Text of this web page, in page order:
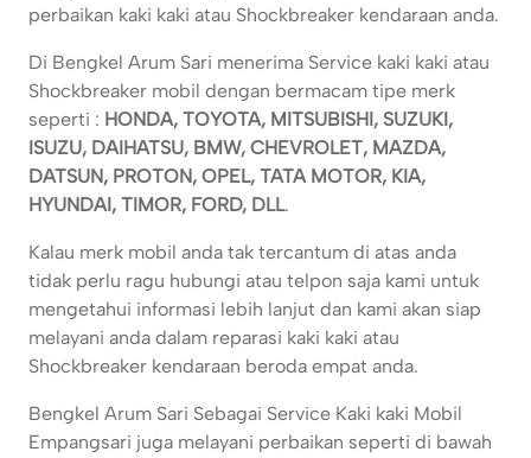
perbaikan kaki kaki atau Shockbreaker kendaraan anda.
Di Bengkel Arum Sari menerima Service kaki kaki atau
Shockbreaker mobil dengan bermacam tipe merk
seperti : HONDA, TOYOTA, MITSUBISHI, SUZUKI,
ISUZU, DAIHATSU, BMW, CHEVROLET, MAZDA,
DATSUN, PROTON, OPEL, TATA MOTOR, KIA,
HYUNDAI, TIMOR, FORD, DLL.
Kalau merk mobil anda tak tercantum di atas anda
tidak perlu ragu hubungi atau telpon saja kami untuk
mengetahui informasi lebih lanjut dan kami akan siap
melayani anda dalam reparasi kaki kaki atau
Shockbreaker kendaraan beroda empat anda.
Bengkel Arum Sari Sebagai Service Kaki kaki Mobil
Empangsari juga melayani perbaikan seperti di bawah